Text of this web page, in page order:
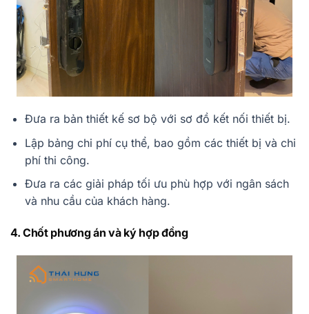
Đưa ra bản thiết kế sơ bộ với sơ đồ kết nối thiết bị.
Lập bảng chi phí cụ thể, bao gồm các thiết bị và chi
phí thi công.
Đưa ra các giải pháp tối ưu phù hợp với ngân sách
và nhu cầu của khách hàng.
4. Chốt phương án và ký hợp đồng